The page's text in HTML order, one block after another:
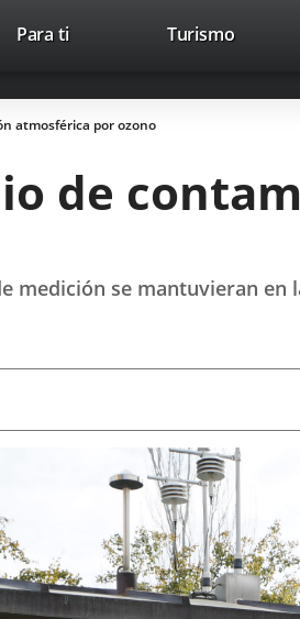
Trabaja
Para ti TurismoEste
abrirá
nueva.
atmosférica por ozono
de
medición se mantuvieran